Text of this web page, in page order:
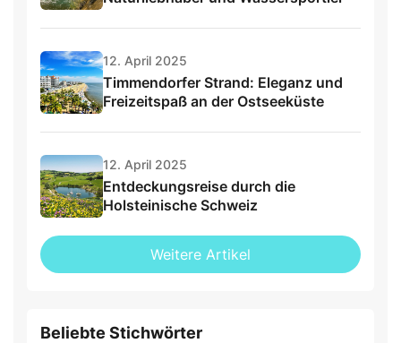
12. April 2025
Timmendorfer Strand: Eleganz und
Freizeitspaß an der Ostseeküste
12. April 2025
Entdeckungsreise durch die
Holsteinische Schweiz
Weitere Artikel
Beliebte Stichwörter